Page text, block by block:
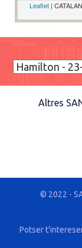
Leaflet |
Altres
© 2022 -
Potser